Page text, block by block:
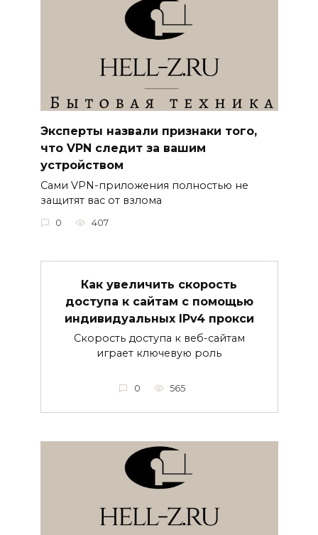
Эксперты назвали признаки того,
что VPN следит за вашим
устройством
Сами VPN-приложения полностью не
защитят вас от взлома
0 407
Как увеличить скорость
доступа к сайтам с помощью
индивидуальных IPv4 прокси
Скорость доступа к веб-сайтам
играет ключевую роль
0 565